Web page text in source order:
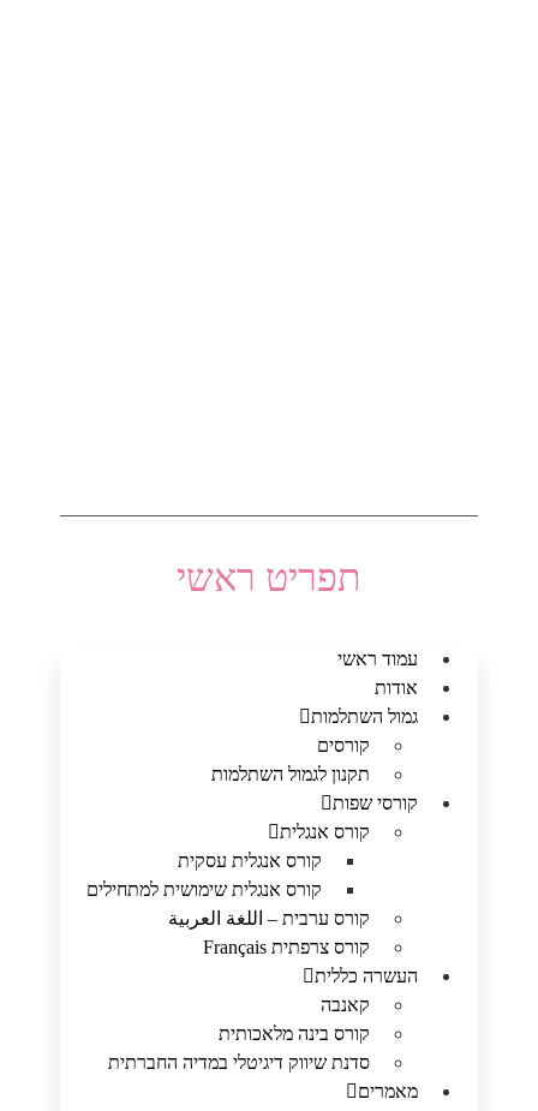
תפריט ראשי
עמוד ראשי
אודות
גמול השתלמות
קורסים
תקנון לגמול השתלמות
קורסי שפות
קורס אנגלית
קורס אנגלית עסקית
קורס אנגלית שימושית למתחילים
קורס ערבית – اللغة العربية
קורס צרפתית Français
העשרה כללית
קאנבה
קורס בינה מלאכותית
סדנת שיווק דיגיטלי במדיה החברתית
מאמרים